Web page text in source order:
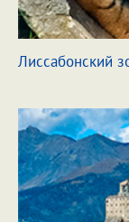
Лиссабонский